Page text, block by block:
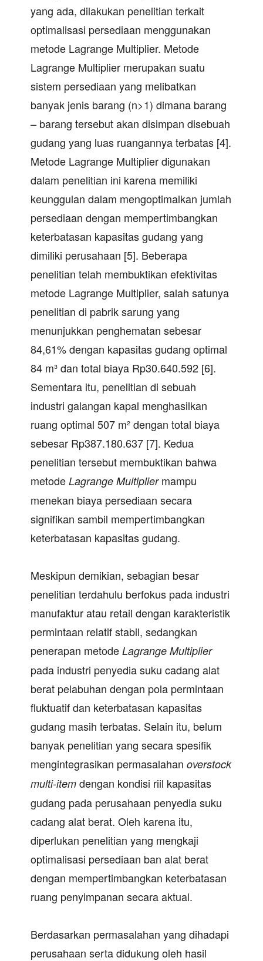
yang ada, dilakukan penelitian terkait
optimalisasi persediaan menggunakan
metode Lagrange Multiplier. Metode
Lagrange Multiplier merupakan suatu
sistem persediaan yang melibatkan
banyak jenis barang (n>1) dimana barang
– barang tersebut akan disimpan disebuah
gudang yang luas ruangannya terbatas [4].
Metode Lagrange Multiplier digunakan
dalam penelitian ini karena memiliki
keunggulan dalam mengoptimalkan jumlah
persediaan dengan mempertimbangkan
keterbatasan kapasitas gudang yang
dimiliki perusahaan [5]. Beberapa
penelitian telah membuktikan efektivitas
metode Lagrange Multiplier, salah satunya
penelitian di pabrik sarung yang
menunjukkan penghematan sebesar
84,61% dengan kapasitas gudang optimal
84 m³ dan total biaya Rp30.640.592 [6].
Sementara itu, penelitian di sebuah
industri galangan kapal menghasilkan
ruang optimal 507 m² dengan total biaya
sebesar Rp387.180.637 [7]. Kedua
penelitian tersebut membuktikan bahwa
metode Lagrange Multipliermampu
menekan biaya persediaan secara
signifikan sambil mempertimbangkan
keterbatasan kapasitas gudang.
Meskipun demikian, sebagian besar
penelitian terdahulu berfokus pada industri
manufaktur atau retail dengan karakteristik
permintaan relatif stabil, sedangkan
penerapan metode Lagrange Multiplier
pada industri penyedia suku cadang alat
berat pelabuhan dengan pola permintaan
fluktuatif dan keterbatasan kapasitas
gudang masih terbatas. Selain itu, belum
banyak penelitian yang secara spesifik
mengintegrasikan permasalahan overstock
multi-item dengan kondisi riil kapasitas
gudang pada perusahaan penyedia suku
cadang alat berat. Oleh karena itu,
diperlukan penelitian yang mengkaji
optimalisasi persediaan ban alat berat
dengan mempertimbangkan keterbatasan
ruang penyimpanan secara aktual.
Berdasarkan permasalahan yang dihadapi
perusahaan serta didukung oleh hasil